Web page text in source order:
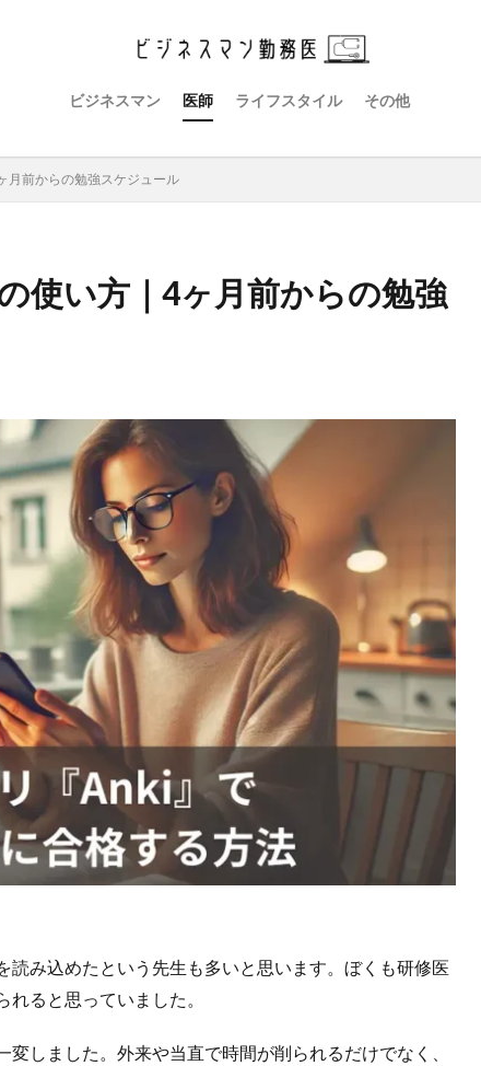
ビジネスマン 医師 ライフスタイル その他
月前からの勉強スケジュール
使い方｜4ヶ月前からの勉強
み込めたという先生も多いと思います。ぼくも研修医
ると思っていました。
しました。外来や当直で時間が削られるだけでなく、